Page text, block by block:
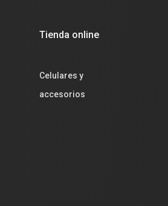
Tienda online
Celulares y
accesorios